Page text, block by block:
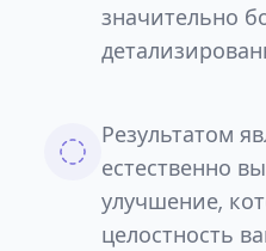
значительно
Результатом
естественно
улучшение,
целостность